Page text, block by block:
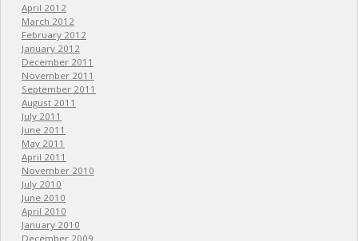
April 2012
March 2012
February 2012
January 2012
December 2011
November 2011
September 2011
August 2011
July 2011
June 2011
May 2011
April 2011
November 2010
July 2010
June 2010
April 2010
January 2010
December 2009